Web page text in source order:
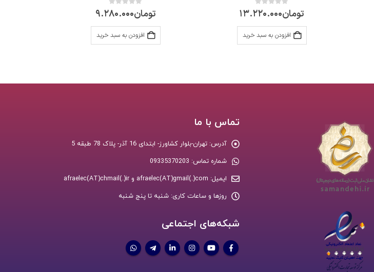
تومان13.220.000
افزودن به سبد خرید
0
تومان9.280.000
افزودن به سبد خرید
تماس با ما
آدرس: تهران-بلوار کشاورز- ابتدای 16 آذر- پلاک 78 طبقه 5
شماره تماس: 09335370203
ایمیل: afraelec(AT)gmail(.)com و afraelec(AT)chmail(.)ir
روزها و ساعات کاری: شنبه تا پنج شنبه
شبکه‌های اجتماعی